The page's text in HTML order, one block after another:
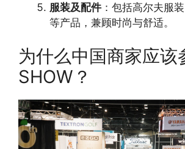
服装及配件 ：包括高尔夫服
等产品，兼顾时尚与舒适。
为什么中国商家应该
SHOW？